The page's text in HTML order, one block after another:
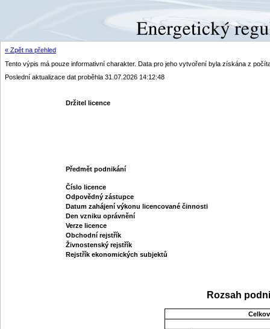
« Zpět na přehled
Tento výpis má pouze informativní charakter. Data pro jeho vytvoření byla získána z
Poslední aktualizace dat proběhla 31.07.2026 14:12:48
Držitel licence
Předmět podnikání
Číslo licence
Odpovědný zástupce
Datum zahájení výkonu licencované činnosti
Den vzniku oprávnění
Verze licence
Obchodní rejstřík
Živnostenský rejstřík
Rejstřík ekonomických subjektů
Rozsah